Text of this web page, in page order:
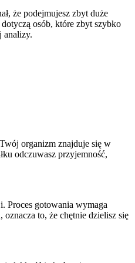
że podejmujesz zbyt duże
osób, które zbyt szybko
analizy.
organizm znajduje się w
odczuwasz przyjemność,
Proces gotowania wymaga
to, że chętnie dzielisz się